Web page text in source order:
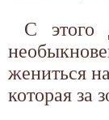
С этого
жениться
которая за